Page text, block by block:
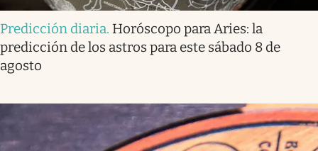
Predicción diaria. Horóscopo para Aries: la
predicción de los astros para este sábado 8 de
agosto